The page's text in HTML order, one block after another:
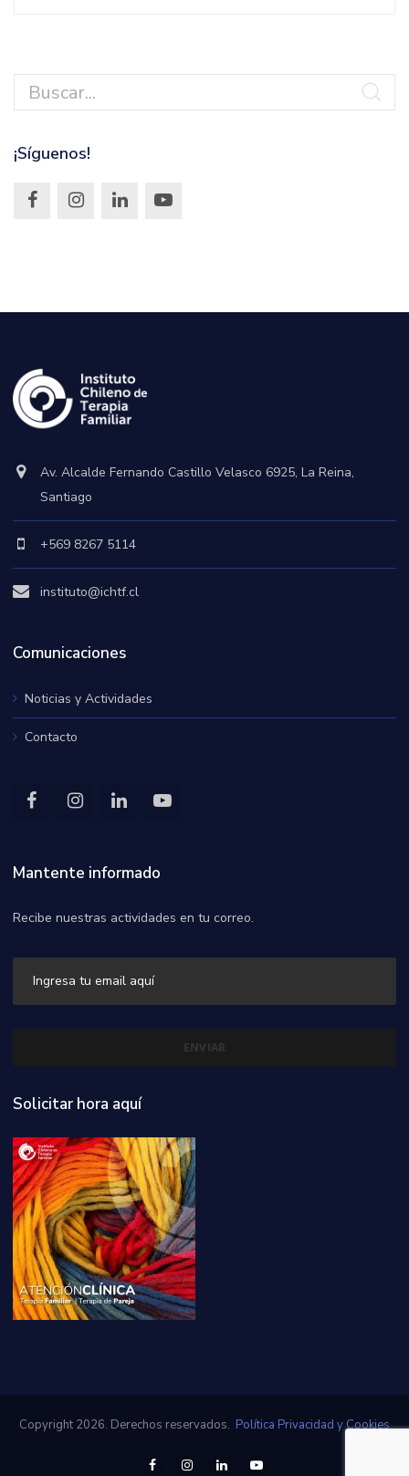
¡Síguenos!
Av. Alcalde Fernando Castillo Velasco 6925, La Reina,
Santiago
+569 8267 5114
instituto@ichtf.cl
Comunicaciones
Noticias y Actividades
Contacto
Mantente informado
Recibe nuestras actividades en tu correo.
Solicitar hora aquí
Copyright 2026. Derechos reservados. Política Privacidad y Cookies